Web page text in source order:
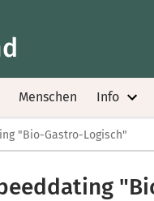
Menschen Info
"Bio-Gastro-Logisch"